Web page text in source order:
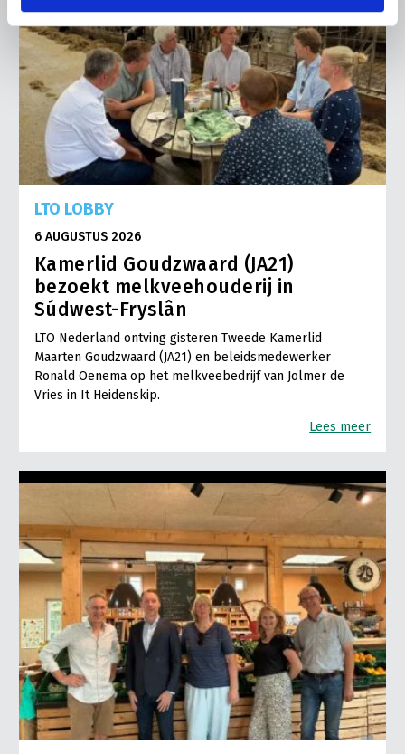
LTO LOBBY
6 AUGUSTUS 2026
Kamerlid Goudzwaard (JA21)
bezoekt melkveehouderij in
Súdwest-Fryslân
LTO Nederland ontving gisteren Tweede Kamerlid
Maarten Goudzwaard (JA21) en beleidsmedewerker
Ronald Oenema op het melkveebedrijf van Jolmer de
Vries in It Heidenskip.
Lees meer